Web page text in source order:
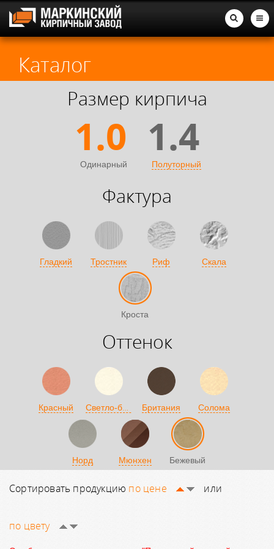
Каталог
Размер кирпича
1.0
Одинарный
1.4
Полуторный
Фактура
Гладкий Тростник Риф Скала
Кроста
Оттенок
Красный Светло-бежевый Британия Солома
Норд Мюнхен Бежевый
Сортировать продукцию по цене или
по цвету